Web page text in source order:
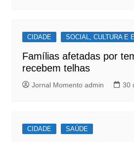
CIDADE SOCIAL, CULTURA E
Famílias afetadas por
recebem telhas
Jornal Momento admin 30
CIDADE SAÚDE